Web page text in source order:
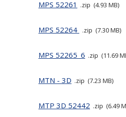
MPS 52261 zip 4.93 MB
MPS 52264 zip 7.30 MB
MPS 52265_6 zip 11.69
MTN - 3D zip 7.23 MB
MTP 3D 52442 zip 6.49